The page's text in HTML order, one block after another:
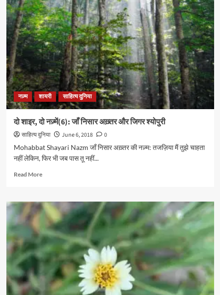
दो
नज़्में(7):
परवीन
शाकिर
और
फ़हमीदा
रियाज़
नज़्म शायरी साहित्य दुनिया
दो शाइर, दो नज़्में(6): जाँ निसार अख़्तर और जिगर श्योपुरी
साहित्य दुनिया June 6, 2018
0
Mohabbat Shayari Nazm जाँ निसार अख़्तर की नज़्म: तजज़िया मैं तुझे चाहता
नहीं लेकिन, फिर भी जब पास तू नहीं...
Read MoreRead
दो
शाइर,
नज़्में(6):
जाँ
निसार
अख़्तर
और
जिगर
श्योपुरी